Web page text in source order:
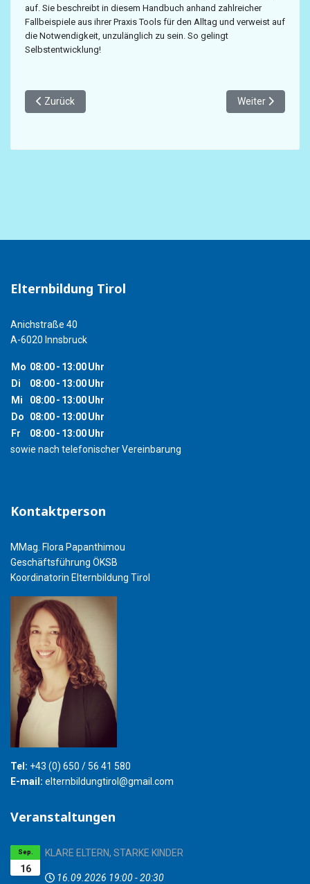
auf. Sie beschreibt in diesem Handbuch anhand zahlreicher
Fallbeispiele aus ihrer Praxis Tools für den Alltag und verweist auf
die Notwendigkeit, unzulänglich zu sein. So gelingt
Selbstentwicklung!
Vorheriger Beitrag: Medienkonsum von Kindern und
Zurück Nächster
Weiter
Elternbildung Tirol
Anichstraße 40
A-6020 Innsbruck
Mo 08:00- 13:00Uhr
Di
08:00- 13:00Uhr
Mi
08:00- 13:00Uhr
Do
08:00- 13:00Uhr
Fr
08:00- 13:00Uhr
sowie nach telefonischer Vereinbarung
Kontaktperson
MMag. Flora Papanthimou
Geschäftsführung ÖKSB
Koordinatorin Elternbildung Tirol
Tel: +43 (0) 650 / 56 41 580
E-mail: elternbildungtirol@gmail.com
Veranstaltungen
16
Sep. KLARE ELTERN, STARKE KINDER
16.09.2026 19:00-20:30